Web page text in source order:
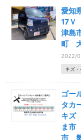
愛知
17
津島
町
2022/
キズ・
ゴー
タカ
キ
ま
市